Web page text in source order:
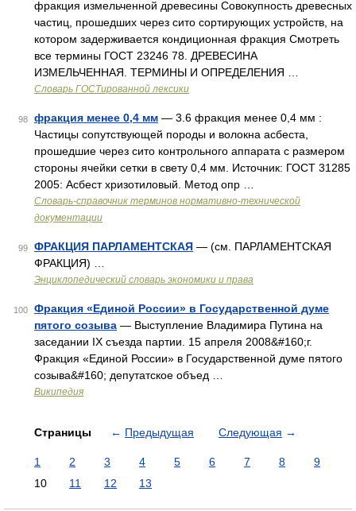
фракция измельченной древесины Совокупность древесных
частиц, прошедших через сито сортирующих устройств, на
котором задерживается кондиционная фракция Смотреть
все термины ГОСТ 23246 78. ДРЕВЕСИНА
ИЗМЕЛЬЧЕННАЯ. ТЕРМИНЫ И ОПРЕДЕЛЕНИЯ …
Словарь ГОСТированной лексики
98 фракция менее 0,4 мм — 3.6 фракция менее 0,4 мм :
Частицы сопутствующей породы и волокна асбеста,
прошедшие через сито контрольного аппарата с размером
стороны ячейки сетки в свету 0,4 мм. Источник: ГОСТ 31285
2005: Асбест хризотиловый. Метод опр …
Словарь-справочник терминов нормативно-технической
документации
99 ФРАКЦИЯ ПАРЛАМЕНТСКАЯ — (см. ПАРЛАМЕНТСКАЯ
ФРАКЦИЯ) …
Энциклопедический словарь экономики и права
100
Фракция «Единой России» в Государственной думе
пятого созыва — Выступление Владимира Путина на
заседании IX съезда партии. 15 апреля 2008&#160;г.
Фракция «Единой России» в Государственной думе пятого
созыва&#160; депутатское объед …
Википедия
Страницы ← Предыдущая Следующая →
1 2 3 4 5 6 7 8
9
10
11 12 13